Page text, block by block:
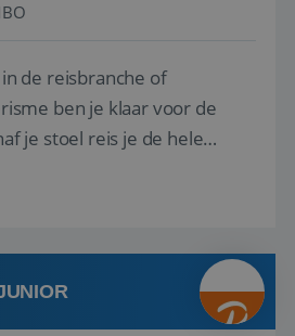
de reisbranche of
ben je klaar voor de
je stoel reis je de hele
je klant en wat er in de
om die droomreis te